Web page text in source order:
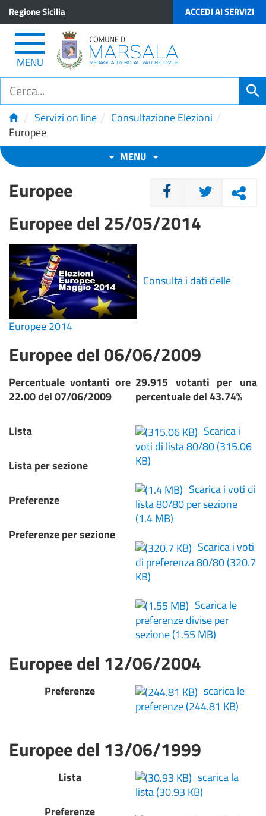
Regione Sicilia ACCEDI AI SERVIZI
MENU
Servizi on line Consultazione Elezioni
Europee
MENU
CONDIVIDI
Europee
Europee del 25/05/2014
Consulta i dati delle
Europee 2014
Europee del 06/06/2009
Percentuale vontanti ore
22.00 del 07/06/2009
Lista
Lista per sezione
Preferenze
Preferenze per sezione
29.915 votanti per una
percentuale del 43.74%
Scarica i
voti di lista 80/80(315.06
KB)
Scarica i voti di
lista 80/80 per sezione
(1.4 MB)
Scarica i voti
di preferenza 80/80(320.7
KB)
Scarica le
preferenze divise per
sezione(1.55 MB)
Europee del 12/06/2004
Preferenze
scarica le
preferenze(244.81 KB)
Europee del 13/06/1999
Lista
Preferenze
scarica la
lista(30.93 KB)